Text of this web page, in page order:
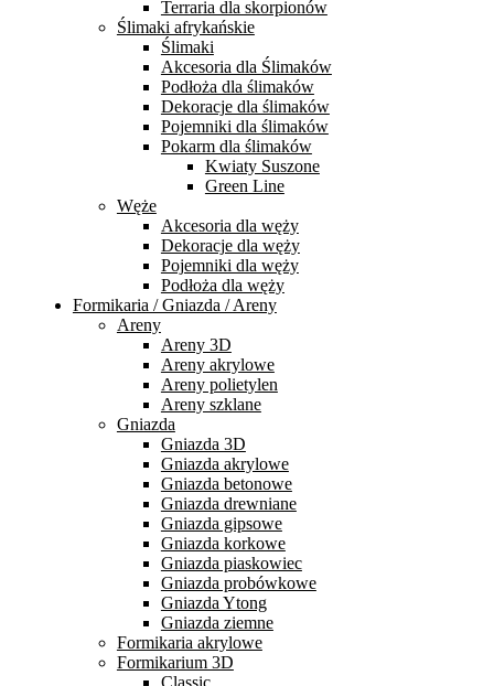
Terraria dla skorpionów
Ślimaki afrykańskie
Ślimaki
Akcesoria dla Ślimaków
Podłoża dla ślimaków
Dekoracje dla ślimaków
Pojemniki dla ślimaków
Pokarm dla ślimaków
Kwiaty Suszone
Green Line
Węże
Akcesoria dla węży
Dekoracje dla węży
Pojemniki dla węży
Podłoża dla węży
Formikaria / Gniazda / Areny
Areny
Areny 3D
Areny akrylowe
Areny polietylen
Areny szklane
Gniazda
Gniazda 3D
Gniazda akrylowe
Gniazda betonowe
Gniazda drewniane
Gniazda gipsowe
Gniazda korkowe
Gniazda piaskowiec
Gniazda probówkowe
Gniazda Ytong
Gniazda ziemne
Formikaria akrylowe
Formikarium 3D